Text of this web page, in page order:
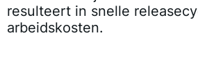
resulteert in snelle
arbeidskosten.